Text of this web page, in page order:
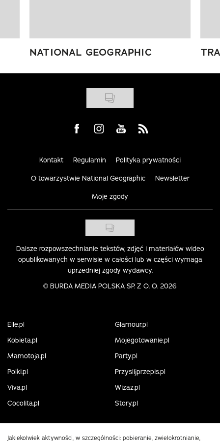
NATIONAL GEOGRAPHIC
Visit us on Facebook
Visit us on Instagram
Visit us on Youtube
Visit us on Rss
Kontakt Regulamin Polityka prywatności
O towarzystwie National Geographic Newsletter
Moje zgody
Dalsze rozpowszechnianie tekstów, zdjęć i materiałów wideo
opublikowanych w serwisie w całości lub w części wymaga
uprzedniej zgody wydawcy.
© BURDA MEDIA POLSKA SP. Z O. O. 2026
Elle.pl
Glamour.pl
Kobieta.pl
Mojegotowanie.pl
Mamotoja.pl
Party.pl
Polki.pl
Przyslijprzepis.pl
Viva.pl
Wizaz.pl
Cocolita.pl
Story.pl
Jakiekolwiek aktywności, w szczególności: pobieranie, zwielokrotnianie,